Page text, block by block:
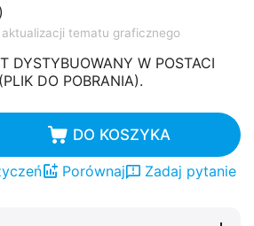
)
tematu graficznego
DYSTYBUOWANY W POSTACI
DO POBRANIA).
DO KOSZYKA
Porównaj Zadaj pytanie